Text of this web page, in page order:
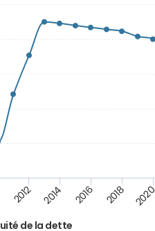
de la dette
2012 2014 2016 2018 2020